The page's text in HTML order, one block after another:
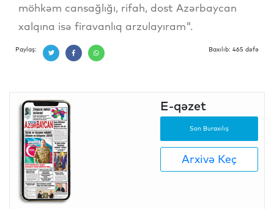
möhkəm cansağlığı, rifah, dost Azərbaycan
xalqına isə firavanlıq arzulayıram".
Paylaş: Baxılıb: 465 dəfə
E-qəzet
Son Buraxılış
Arxivə Keç